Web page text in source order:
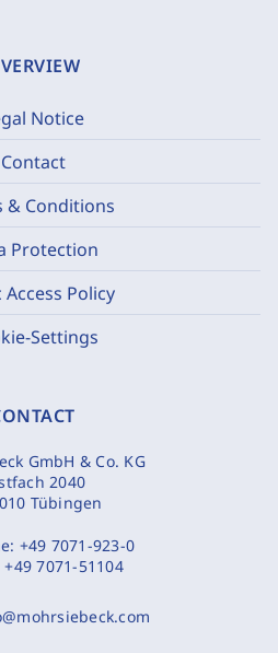
Notice
Contact
& Conditions
Protection
Access Policy
Settings
GmbH & Co. KG
2040
Tübingen
+49 7071-923-0
+49 7071-51104